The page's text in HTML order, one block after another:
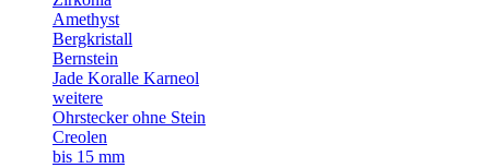
Amethyst
Bergkristall
Bernstein
Jade Koralle Karneol
weitere
Ohrstecker ohne Stein
Creolen
bis 15 mm